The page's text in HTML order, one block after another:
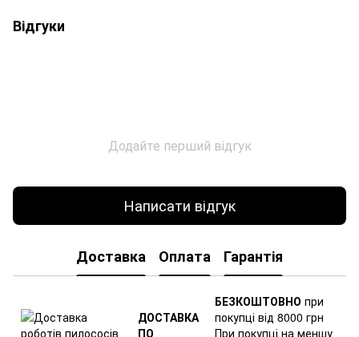
Відгуки
Додайте перший відгук
Написати відгук
Доставка Оплата Гарантія
ДОСТАВКА
ПО
БЕЗКОШТОВНО при
покупці від 8000 грн
При покупці на меншу